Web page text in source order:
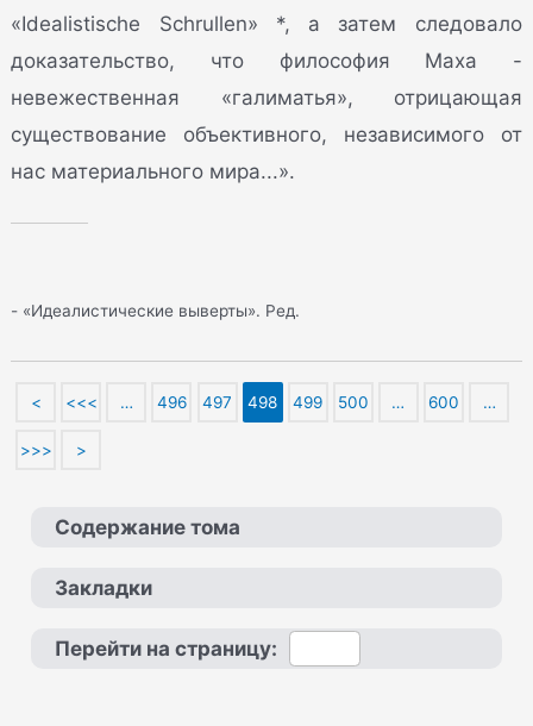
«Idealistische Schrullen» *, а затем следовало
доказательство, что философия Маха -
невежественная «галиматья», отрицающая
существование объективного, независимого от
нас материального мира...».
- «Идеалистические выверты». Ред.
< <<< … 496 497 498 499 500 … 600 …
>>> >
Содержание тома
Закладки
Перейти на страницу: